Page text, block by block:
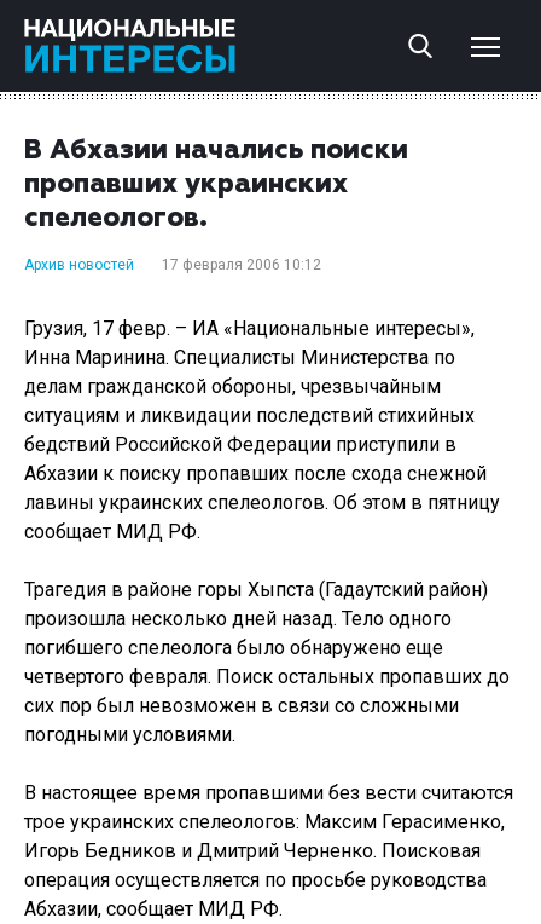
В Абхазии начались поиски
пропавших украинских
спелеологов.
Архив новостей 17 февраля 2006 10:12
Грузия, 17 февр. – ИА «Национальные интересы»,
Инна Маринина. Специалисты Министерства по
делам гражданской обороны, чрезвычайным
ситуациям и ликвидации последствий стихийных
бедствий Российской Федерации приступили в
Абхазии к поиску пропавших после схода снежной
лавины украинских спелеологов. Об этом в пятницу
сообщает МИД РФ.
Трагедия в районе горы Хыпcта (Гадаутский район)
произошла несколько дней назад. Тело одного
погибшего спелеолога было обнаружено еще
четвертого февраля. Поиск остальных пропавших до
сих пор был невозможен в связи со сложными
погодными условиями.
В настоящее время пропавшими без вести считаются
трое украинских спелеологов: Максим Герасименко,
Игорь Бедников и Дмитрий Черненко. Поисковая
операция осуществляется по просьбе руководства
Абхазии, сообщает МИД РФ.